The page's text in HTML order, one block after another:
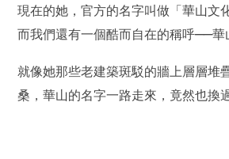
現在的她，官方的名字叫做「華山文
而我們還有一個酷而自在的稱呼──華
就像她那些老建築斑駁的牆上層層堆
桑，華山的名字一路走來，竟然也換